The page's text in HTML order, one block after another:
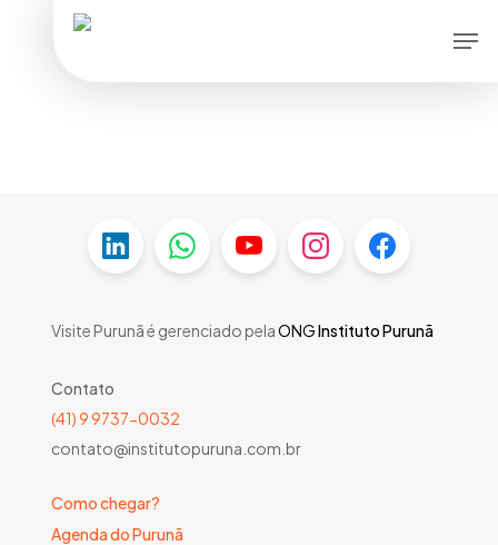
Visite Purunã é gerenciado pelaONGInstituto Purunã
Contato
(41) 9 9737-0032
contato@institutopuruna.com.br
Como chegar?
Agenda do Purunã